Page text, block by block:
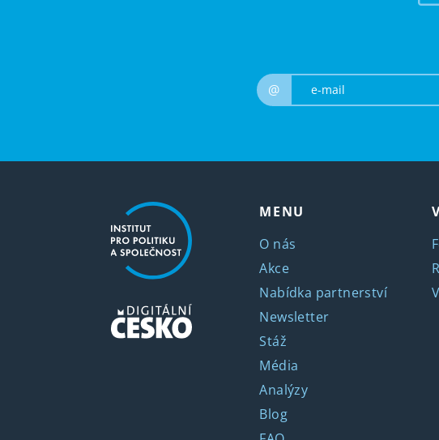
@
MENU
O nás
Akce
Nabídka partnerství
Newsletter
Stáž
Média
Analýzy
Blog